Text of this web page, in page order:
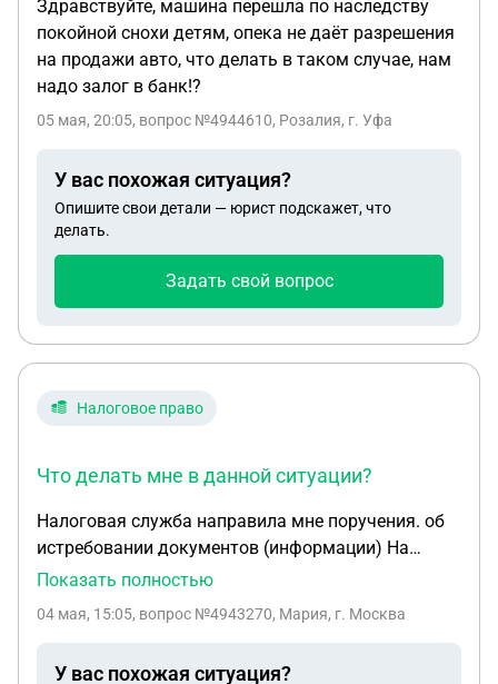
делать?
Здравствуйте, машина перешла по наследству
покойной снохи детям, опека не даёт разрешения
на продажи авто, что делать в таком случае, нам
надо залог в банк!?
05 мая, 20:05, вопрос №4944610, Розалия, г. Уфа
У вас похожая ситуация?
Опишите свои детали — юрист подскажет, что
делать.
Задать свой вопрос
Налоговое право
Что делать мне в данной ситуации?
Налоговая служба направила мне поручения. об
истребовании документов (информации) На
основании пункта 1 статьи 93.1 Налогового
камеральной налоговой проверкой 2024 году у
Показать полностью
04 мая, 15:05, вопрос №4943270, Мария, г. Москва
У вас похожая ситуация?